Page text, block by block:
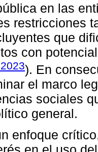
en las
restricciones
que
con
). En
el marco
sociales
general.
enfoque